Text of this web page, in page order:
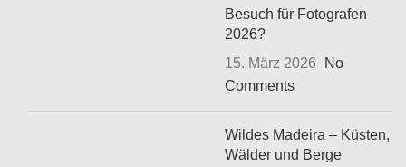
Besuch für Fotografen
2026?
15. März 2026
No
Comments
Wildes Madeira – Küsten,
Wälder und Berge